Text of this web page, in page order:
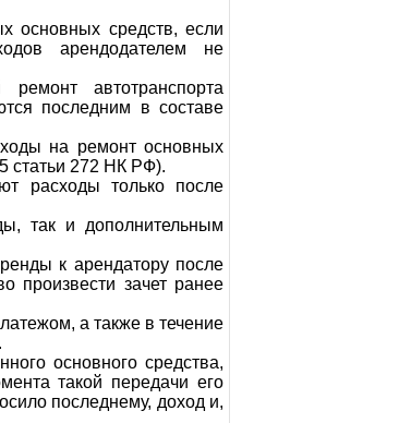
основных средств, если
арендодателем не
автотранспорта
последним в составе
на ремонт основных
статьи 272 НК РФ).
расходы только после
так и дополнительным
к арендатору после
произвести зачет ранее
а также в течение
основного средства,
такой передачи его
последнему, доход и,